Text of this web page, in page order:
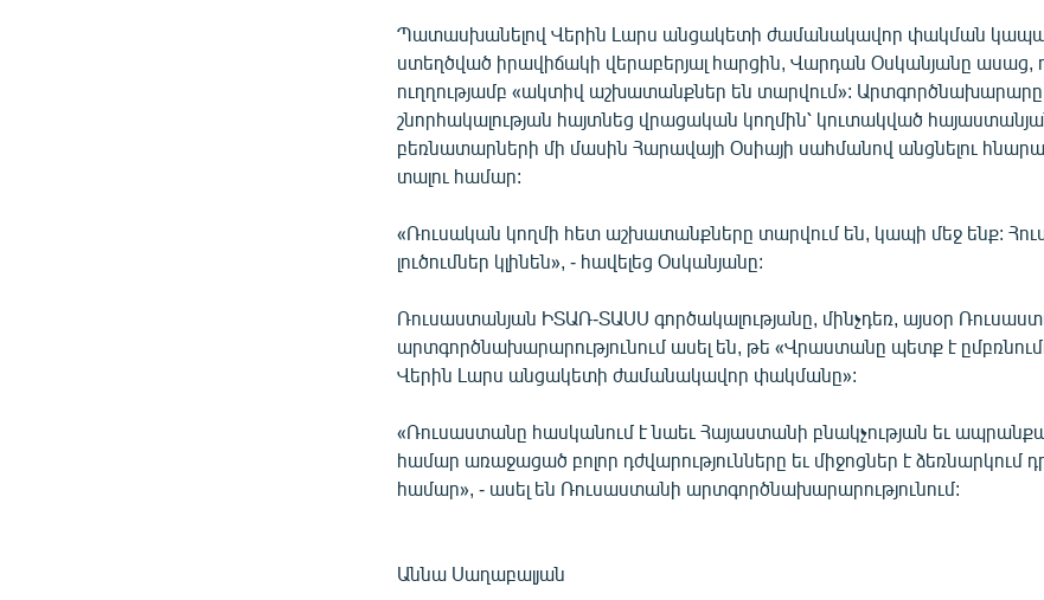
Պատասխանելով Վերին Լարս անցակետի ժամանակավոր փակման
ստեղծված իրավիճակի վերաբերյալ հարցին, Վարդան Օսկանյանը ասաց,
ուղղությամբ «ակտիվ աշխատանքներ են տարվում»: Արտգործնախարարը
շնորհակալության հայտնեց վրացական կողմին՝ կուտակված
բեռնատարների մի մասին Հարավայի Օսիայի սահմանով անցնելու
տալու համար:
«Ռուսական կողմի հետ աշխատանքները տարվում են, կապի մեջ ենք:
լուծումներ կլինեն», - հավելեց Օսկանյանը:
Ռուսաստանյան ԻՏԱՌ-ՏԱՍՍ գործակալությանը, մինչդեռ, այսօր
արտգործնախարարությունում ասել են, թե «Վրաստանը պետք է
Վերին Լարս անցակետի ժամանակավոր փակմանը»:
«Ռուսաստանը հասկանում է նաեւ Հայաստանի բնակչության եւ
համար առաջացած բոլոր դժվարությունները եւ միջոցներ է ձեռնարկում
համար», - ասել են Ռուսաստանի արտգործնախարարությունում:
Աննա Սաղաբալյան